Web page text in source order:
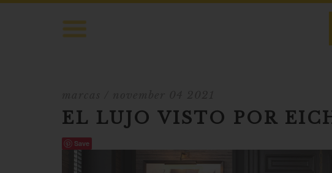
EL LUJO VISTO POR
Save